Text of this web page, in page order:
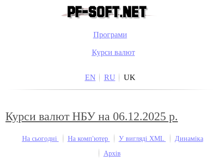
Програми
Курси валют
EN RU UK
Курси валют НБУ на 06.12.2025 р.
На сьогодні На комп'ютер У вигляді XML
Динаміка
Архів